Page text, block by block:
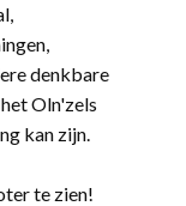
denkbare
Oln'zels
kan zijn.
te zien!